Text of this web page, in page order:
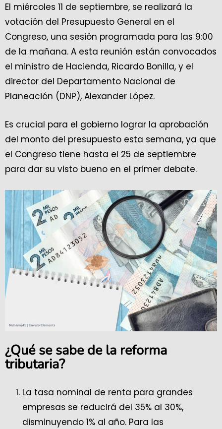
El miércoles 11 de septiembre, se realizará la
votación del Presupuesto General en el
Congreso, una sesión programada para las 9:00
de la mañana. A esta reunión están convocados
el ministro de Hacienda, Ricardo Bonilla, y el
director del Departamento Nacional de
Planeación (DNP), Alexander López.
Es crucial para el gobierno lograr la aprobación
del monto del presupuesto esta semana, ya que
el Congreso tiene hasta el 25 de septiembre
para dar su visto bueno en el primer debate.
¿Qué se sabe de la reforma
tributaria?
La tasa nominal de renta para grandes
empresas se reducirá del 35% al 30%,
disminuyendo 1% al año. Para las